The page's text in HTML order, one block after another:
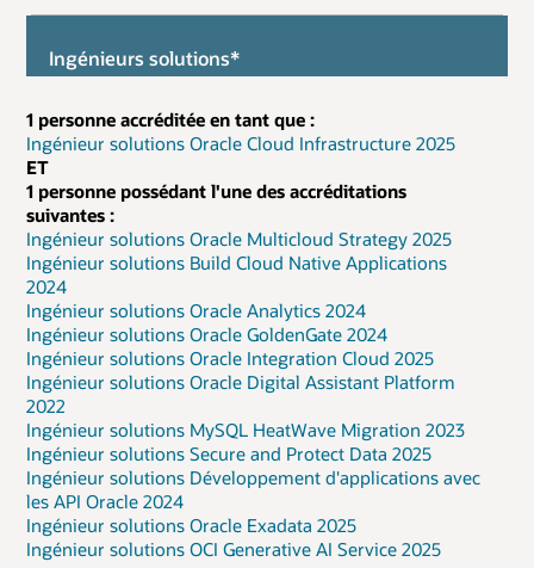
Ingénieurs solutions*
1 personne accréditée en tant que :
Ingénieur solutions Oracle Cloud Infrastructure 2025
ET
1 personne possédant l'une des accréditations
suivantes :
Ingénieur solutions Oracle Multicloud Strategy 2025
Ingénieur solutions Build Cloud Native Applications
2024
Ingénieur solutions Oracle Analytics 2024
Ingénieur solutions Oracle GoldenGate 2024
Ingénieur solutions Oracle Integration Cloud 2025
Ingénieur solutions Oracle Digital Assistant Platform
2022
Ingénieur solutions MySQL HeatWave Migration 2023
Ingénieur solutions Secure and Protect Data 2025
Ingénieur solutions Développement d'applications avec
les API Oracle 2024
Ingénieur solutions Oracle Exadata 2025
Ingénieur solutions OCI Generative AI Service 2025